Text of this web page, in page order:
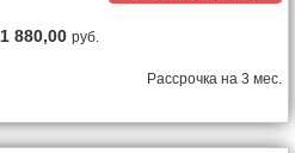
1 880,00руб.
Рассрочка на 3 мес.